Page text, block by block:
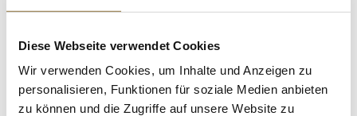
Diese Webseite verwendet Cookies
Wir verwenden Cookies, um Inhalte und Anzeigen zu
personalisieren, Funktionen für soziale Medien anbieten
zu können und die Zugriffe auf unsere Website zu
Filigrano Mini Choco Dessert
HUG, 268 g, 40 St
Art.Nr.:67139